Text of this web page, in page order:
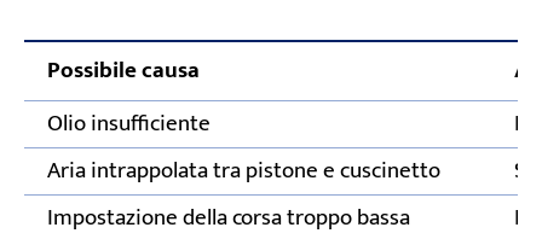
Possibile causa
Olio insufficiente
Aria intrappolata tra pistone e cuscinetto
Impostazione della corsa troppo bassa